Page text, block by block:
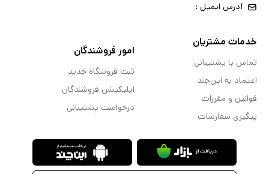
آدرس ایمیل :
خدمات مشتریان
تماس با پشتیبانی
اعتماد به این‌چند
قوانین و مقررات
پیگیری سفارشات
امور فروشندگان
ثبت فروشگاه جدید
اپلیکیشن فروشندگان
درخواست پشتیبانی